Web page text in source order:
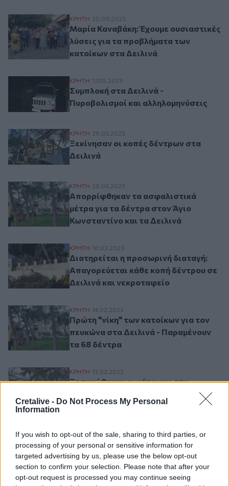
Cretalive - Do Not Process My Personal
Information
If you wish to opt-out of the sale, sharing to third parties, or
processing of your personal or sensitive information for
targeted advertising by us, please use the below opt-out
section to confirm your selection. Please note that after your
opt-out request is processed you may continue seeing
Μαρία Καναβάκη: Έχουμε ουσιαστικές
ΚΡΗΤΗ 20.09.2023
Μαρία Καναβάκη: Έχουμε ουσιαστικές
λύσεις για τα προβλήματα των
κατοίκων στα Δειλινά
Συμπλοκή στα Δειλινά - Πυροβολισμοί
ΚΡΗΤΗ 17.05.2023
Συμπλοκή στα Δειλινά -
Πυροβολισμοί και αλληλομηνύσεις
Ξεκίνησαν οι κοπές δέντρων στα Δειλινά
ΚΡΗΤΗ 29.03.2023
Ξεκίνησαν οι κοπές δέντρων στα
Δειλινά
Απορρίφθηκαν τα ασφαλιστικά μέτρα για
ΚΡΗΤΗ 28.03.2023
Απορρίφθηκαν τα ασφαλιστικά
μέτρα για τα δέντρα στον Άγιο
Κωνσταντίνο και τα Δειλινά
Διατηρείται η προσωρινή διαταγή:
ΚΡΗΤΗ 10.03.2023
Διατηρείται η προσωρινή διαταγή:
Απαγορεύεται κάθε κοπή δέντρου σε
Δειλινά και νεκροταφείο
Πρώτη "νίκη" των κατοίκων για τον
ΚΡΗΤΗ 14.02.2023
Πρώτη "νίκη" των κατοίκων για τον
πευκώνα στα Δειλινά - Παραμένουν
τα 68 δέντρα
Ξεσηκώθηκαν οι κάτοικοι στα Δειλινά
ΚΡΗΤΗ 13.02.2023
Ξεσηκώθηκαν οι κάτοικοι στα
Δειλινά για τις κοπές των δέντρων
Σελιδοποίηση
Προηγούμενη σελίδα
Current page
Next page